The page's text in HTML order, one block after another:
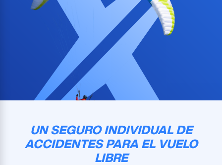
UN SEGURO INDIVIDUAL DE
ACCIDENTES PARA EL VUELO
LIBRE